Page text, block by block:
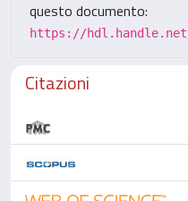
questo documento:
https://hdl.handle.net/
Citazioni